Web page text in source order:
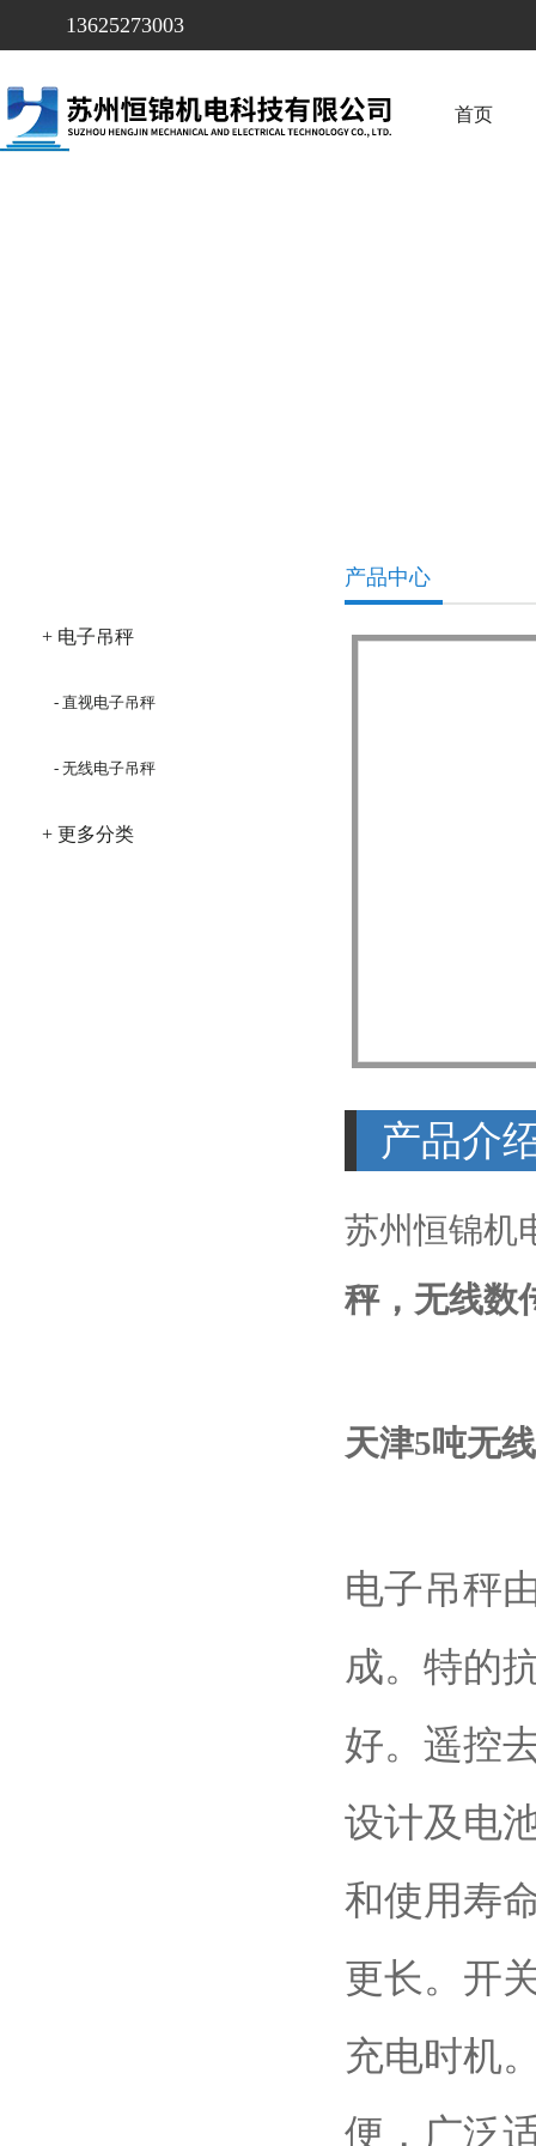
13625273003
首页
+ 电子吊秤
- 直视电子吊秤
- 无线电子吊秤
+ 更多分类
产品中心
产品介
苏州恒锦机
秤，无线数
天津5吨无
电子吊秤
成。特的
好。遥控
设计及电
和使用寿
更长。开
充电时机
便，广泛